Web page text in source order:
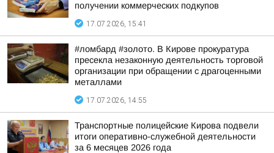
получении коммерческих подкупов
17.07.2026, 15:41
#ломбард #золото. В Кирове прокуратура
пресекла незаконную деятельность торговой
организации при обращении с драгоценными
металлами
17.07.2026, 14:55
Транспортные полицейские Кирова подвели
итоги оперативно-служебной деятельности
за 6 месяцев 2026 года